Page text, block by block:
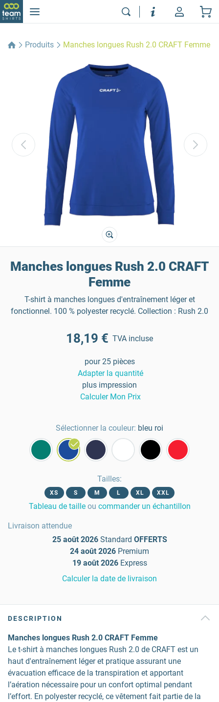
Produits Manches longues Rush 2.0 CRAFT Femme
Manches longues Rush 2.0 CRAFT
Femme
T-shirt à manches longues d'entraînement léger et
fonctionnel. 100 % polyester recyclé. Collection : Rush 2.0
18,19 € TVA incluse
pour 25 pièces
Adapter la quantité
plus impression
Calculer Mon Prix
Sélectionner la couleur: bleu roi
Tailles:
XS S M L XL XXL
Tableau de taille ou commander un échantillon
Livraison attendue
25 août 2026 Standard OFFERTS
24 août 2026 Premium
19 août 2026 Express
Calculer la date de livraison
DESCRIPTION
Manches longues Rush 2.0 CRAFT Femme
Le t-shirt à manches longues Rush 2.0 de CRAFT est un
haut d'entraînement léger et pratique assurant une
évacuation efficace de la transpiration et apportant
l’aération nécessaire pour un confort optimal pendant
l’effort. En polyester recyclé, ce vêtement fait partie de la